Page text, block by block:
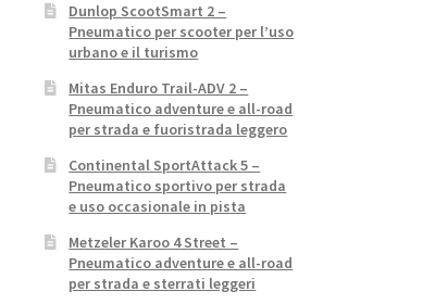
Dunlop ScootSmart 2 –
Pneumatico per scooter per l’uso
urbano e il turismo
Mitas Enduro Trail-ADV 2 –
Pneumatico adventure e all-road
per strada e fuoristrada leggero
Continental SportAttack 5 –
Pneumatico sportivo per strada
e uso occasionale in pista
Metzeler Karoo 4 Street –
Pneumatico adventure e all-road
per strada e sterrati leggeri